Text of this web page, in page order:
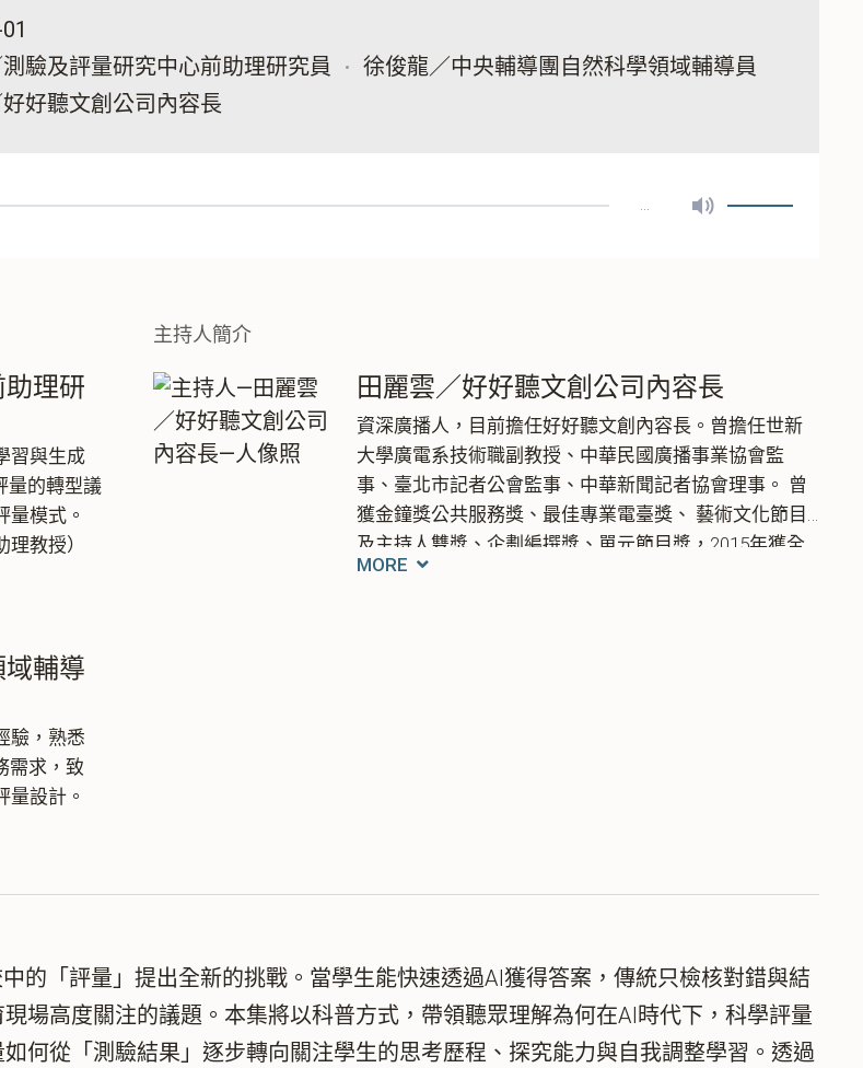
驗及評量研究中心前助理研究員
徐俊龍／中央輔導團自然科學領域輔導員
好聽文創公司內容長
…
開
關
閉
靜
音
理研
習與生成
量的轉型議
量模式。
教授）
輔導
驗，熟悉
需求，致
量設計。
主持人簡介
田麗雲／好好聽文創公司內容長
資深廣播人，目前擔任好好聽文創內容長。曾擔任世新
大學廣電系技術職副教授、中華民國廣播事業協會監
事、臺北市記者公會監事、中華新聞記者協會理事。 曾
獲金鐘獎公共服務獎、最佳專業電臺獎、 藝術文化節目
及主持人雙獎、企劃編撰獎、單元節目獎，2015年獲全
球華語廣播獎魅力主持獎、並入選金鐘五十廣播名人
MORE
的「評量」提出全新的挑戰。當學生能快速透過AI獲得答案，傳統只檢核對錯與結
場高度關注的議題。本集將以科普方式，帶領聽眾理解為何在AI時代下，科學評量
何從「測驗結果」逐步轉向關注學生的思考歷程、探究能力與自我調整學習。透過